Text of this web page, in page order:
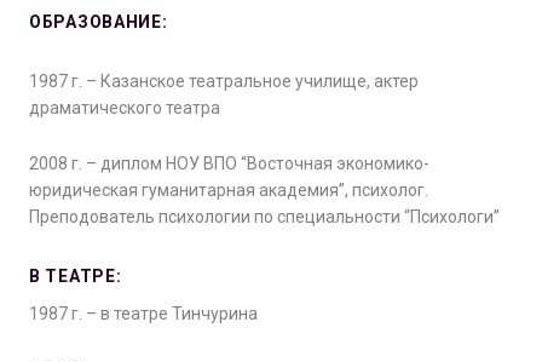
ОБРАЗОВАНИЕ:
1987 г. – Казанское театральное училище, актер
драматического театра
2008 г. – диплом НОУ ВПО “Восточная экономико-
юридическая гуманитарная академия”, психолог.
Преподователь психологии по специальности “Психологи”
В ТЕАТРЕ:
1987 г. – в театре Тинчурина